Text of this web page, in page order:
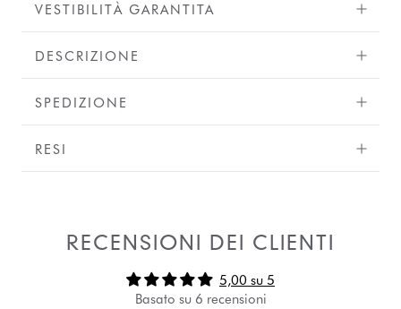
VESTIBILITÀ GARANTITA
DESCRIZIONE
SPEDIZIONE
RESI
RECENSIONI DEI CLIENTI
5,00 su 5
Basato su 6 recensioni